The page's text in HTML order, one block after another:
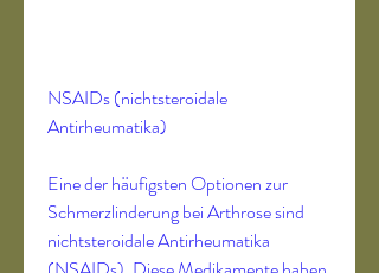
NSAIDs (nichtsteroidale
Antirheumatika)
Eine der häufigsten Optionen zur
Schmerzlinderung bei Arthrose sind
nichtsteroidale Antirheumatika